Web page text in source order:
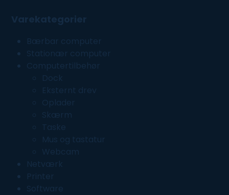
Varekategorier
Bærbar computer
Stationær computer
Computertilbehør
Dock
Eksternt drev
Oplader
Skærm
Taske
Mus og tastatur
Webcam
Netværk
Printer
Software